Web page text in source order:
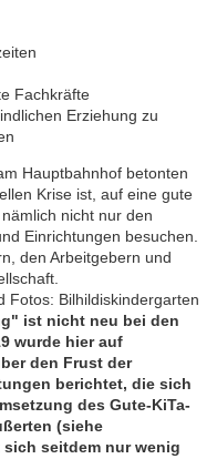
Fachkräfte
Erziehung zu
Hauptbahnhof betonten
Krise ist, auf eine gute
nicht nur den
Einrichtungen besuchen.
den Arbeitgebern und
Fotos: Bilhildiskindergarten
ist nicht neu bei den
wurde hier auf
den Frust der
berichtet, die sich
des Gute-KiTa-
(siehe
seitdem nur wenig